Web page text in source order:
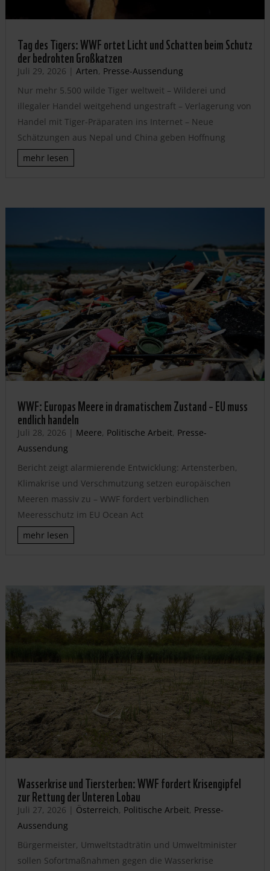
Tag des Tigers: WWF ortet Licht und Schatten beim Schutz
der bedrohten Großkatzen
Juli 29, 2026 | Arten, Presse-Aussendung
Nur mehr 5.500 wilde Tiger weltweit – Wilderei und
illegaler Handel weitgehend ungestraft – Verlagerung von
Handel mit Tiger-Präparaten ins Internet – Neue
Schätzungen aus Nepal und China geben Hoffnung
mehr lesen
WWF: Europas Meere in dramatischem Zustand – EU muss
endlich handeln
Juli 28, 2026 | Meere, Politische Arbeit, Presse-
Aussendung
Bericht zeigt alarmierende Entwicklung: Artensterben,
Klimakrise und Verschmutzung setzen europäischen
Meeren massiv zu – WWF fordert verbindlichen
Meeresschutz im EU Ocean Act
mehr lesen
Wasserkrise und Tiersterben: WWF fordert Krisengipfel
zur Rettung der Unteren Lobau
Juli 27, 2026 | Österreich, Politische Arbeit, Presse-
Aussendung
Bürgermeister, Umweltstadträtin und Umweltminister
sollen Sofortmaßnahmen gegen die Wasserkrise